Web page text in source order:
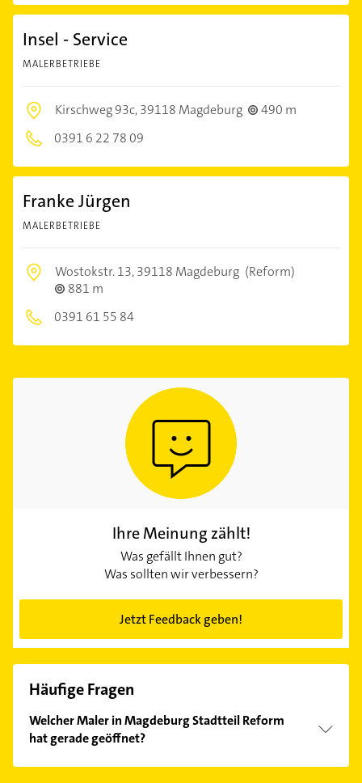
Insel - Service
MALERBETRIEBE
Kirschweg 93c,39118 Magdeburg
490 m
0391 6 22 78 09
Franke Jürgen
MALERBETRIEBE
Wostokstr. 13,39118 Magdeburg (Reform)
881 m
0391 61 55 84
Ihre Meinung zählt!
Was gefällt Ihnen gut?
Was sollten wir verbessern?
Jetzt Feedback geben!
Häufige Fragen
Welcher Maler in Magdeburg Stadtteil Reform
hat gerade geöffnet?
Im Anbieter-Bereich finden Sie alleÖffnungszeiten.